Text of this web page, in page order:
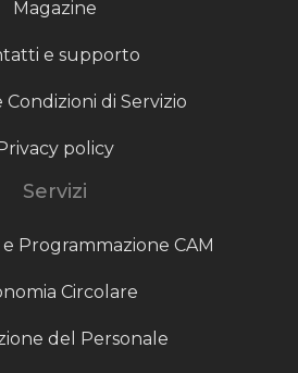
Magazine
e supporto
Condizioni di Servizio
policy
Servizi
Programmazione CAM
Circolare
del Personale